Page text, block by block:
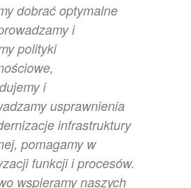
dobrać optymalne
i
polityki
i
usprawnienia
infrastruktury
pomagamy w
funkcji i procesów.
wspieramy naszych